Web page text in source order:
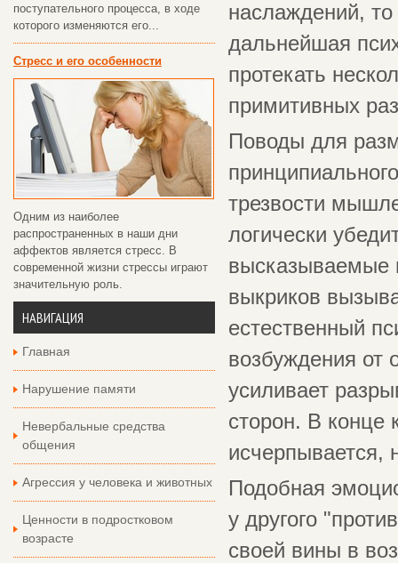
поступательного процесса, в ходе
которого изменяются его...
Стресс и его особенности
Одним из наиболее
распространенных в наши дни
аффектов является стресс. В
современной жизни стрессы играют
значительную роль.
НАВИГАЦИЯ
Главная
Нарушение памяти
Невербальные средства
общения
Агрессия у человека и животных
Ценности в подростковом
возрасте
наслаждений, то
дальнейшая
протекать
примитивных
Поводы для
трезвости
логически
высказываемые
выкриков
естественный
возбуждения от
усиливает
сторон. В конце
исчерпывается,
Подобная
у другого
своей вины в